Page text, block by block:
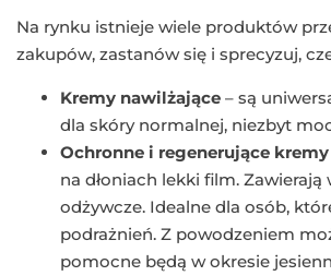
Na rynku istnieje wiele produktów
zakupów, zastanów się i sprecyzuj,
Kremy nawilżające – są
dla skóry normalnej, niezbyt
Ochronne i regenerujące
na dłoniach lekki film.
odżywcze. Idealne dla osób,
podrażnień. Z powodzeniem
pomocne będą w okresie